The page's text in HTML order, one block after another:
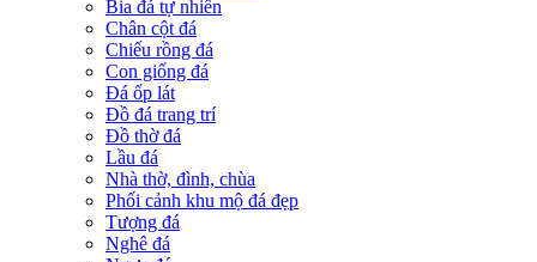
Bia đá tự nhiên
Chân cột đá
Chiếu rồng đá
Con giống đá
Đá ốp lát
Đồ đá trang trí
Đồ thờ đá
Lầu đá
Nhà thờ, đình, chùa
Phối cảnh khu mộ đá đẹp
Tượng đá
Nghê đá